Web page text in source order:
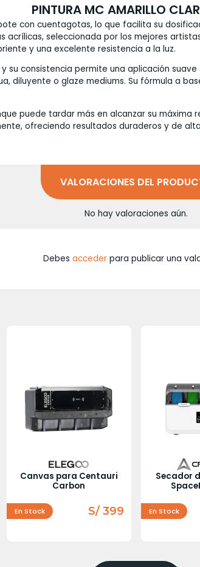
PINTURA MC AMARILLO
con cuentagotas, lo que facilita su
seleccionada por los mejores
y una excelente resistencia a la luz.
su consistencia permite una aplicación
diluyente o glaze mediums. Su fórmula a
puede tardar más en alcanzar su
ofreciendo resultados duraderos y de
VALORACIONES DEL
No hay valoraciones aún.
Debes acceder para publicar una
Canvas para Centauri
Carbon
En Stock S/ 399
Secador
En Stock